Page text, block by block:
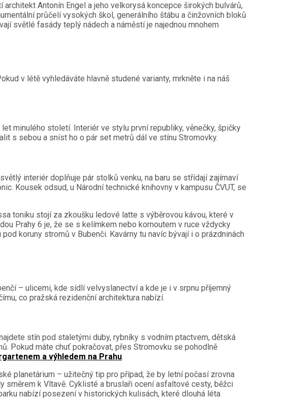
Antonín Engel a jeho velkorysá koncepce širokých bulvárů,
průčelí vysokých škol, generálního štábu a činžovních bloků
světlé fasády teplý nádech a náměstí je najednou mnohem
v létě vyhledáváte hlavně studené varianty, mrkněte i na náš
minulého století. Interiér ve stylu první republiky, věnečky, špičky
s sebou a sníst ho o pár set metrů dál ve stínu Stromovky.
interiér doplňuje pár stolků venku, na baru se střídají zajímaví
Kousek odsud, u Národní technické knihovny v kampusu ČVUT, se
toniku stojí za zkoušku ledové latte s výběrovou kávou, které v
Prahy 6 je, že se s kelímkem nebo kornoutem v ruce vždycky
koruny stromů v Bubenči. Kavárny tu navíc bývají i o prázdninách
– ulicemi, kde sídlí velvyslanectví a kde je i v srpnu příjemný
co pražská rezidenční architektura nabízí.
stín pod staletými duby, rybníky s vodním ptactvem, dětská
Pokud máte chuť pokračovat, přes Stromovku se pohodlně
a výhledem na Prahu.
planetárium – užitečný tip pro případ, že by letní počasí zrovna
k Vltavě. Cyklisté a bruslaři ocení asfaltové cesty, běžci
nabízí posezení v historických kulisách, které dlouhá léta